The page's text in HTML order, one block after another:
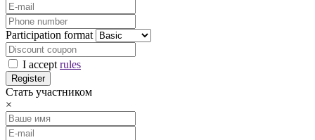
Participation format
I accept rules
Стать участником
×